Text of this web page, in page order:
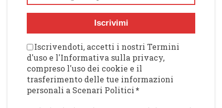
Iscrivimi
Iscrivendoti, accetti i nostri Termini
d'uso e l'Informativa sulla privacy,
compreso l'uso dei cookie e il
trasferimento delle tue informazioni
personali a Scenari Politici*